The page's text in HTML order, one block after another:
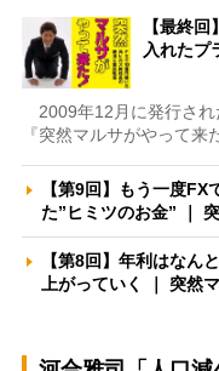
【最終
入れたプ
2009年12月に発行され
『突然マルサがやって
【第9回】もう一度
た”ヒミツのお金” ｜
【第8回】年利はな
上がっていく ｜ 突然